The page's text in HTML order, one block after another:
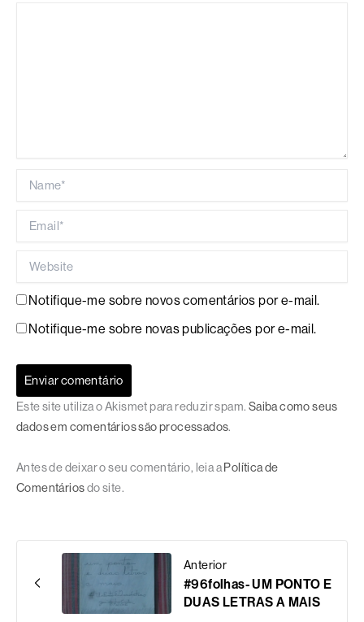
Notifique-me sobre novos comentários por e-mail.
Notifique-me sobre novas publicações por e-mail.
Este site utiliza o Akismet para reduzir spam. Saiba como seus
dados em comentários são processados.
Antes de deixar o seu comentário, leia a Política de
Comentáriosdo site.
Anterior
#96folhas- UM PONTO E
DUAS LETRAS A MAIS